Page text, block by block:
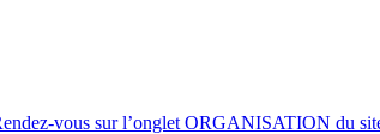
vous sur l’onglet ORGANISATION du